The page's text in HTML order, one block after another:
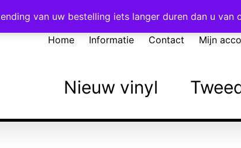
Voor 16:00 besteld = vandaag verzonden!
Home Informatie Contact Mijn
Nieuw vinyl
van uw bestelling iets langer duren dan u